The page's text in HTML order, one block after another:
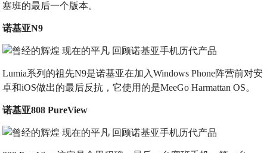
塞班的最后一个版本。
诺基亚N9
Lumia系列的祖先N9是诺基亚在加入Windows Phone阵营前对安
卓和iOS做出的最后反抗，它使用的是MeeGo Harmattan OS。
诺基亚808 PureView